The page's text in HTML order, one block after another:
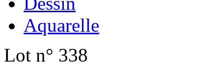
Aquarelle
Lot n° 338